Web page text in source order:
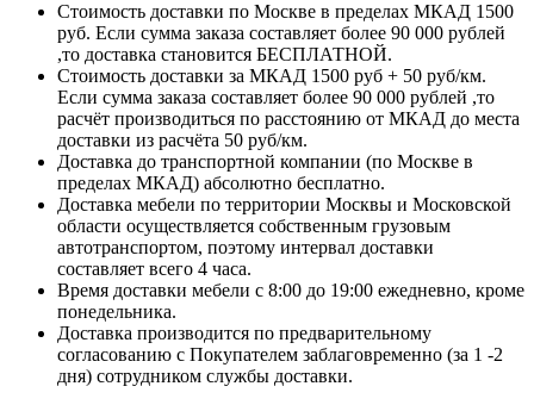
Стоимость доставки по Москве в пределах МКАД 1500
руб. Если сумма заказа составляет более 90 000 рублей
,то доставка становится БЕСПЛАТНОЙ.
Стоимость доставки за МКАД 1500 руб + 50 руб/км.
Если сумма заказа составляет более 90 000 рублей ,то
расчёт производиться по расстоянию от МКАД до места
доставки из расчёта 50 руб/км.
Доставка до транспортной компании (по Москве в
пределах МКАД) абсолютно бесплатно.
Доставка мебели по территории Москвы и Московской
области осуществляется собственным грузовым
автотранспортом, поэтому интервал доставки
составляет всего 4 часа.
Время доставки мебели с 8:00 до 19:00 ежедневно, кроме
понедельника.
Доставка производится по предварительному
согласованию с Покупателем заблаговременно (за 1 -2
дня) сотрудником службы доставки.